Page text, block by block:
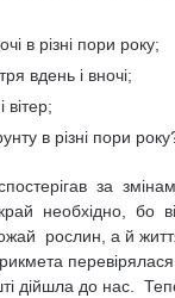
в різні пори року;
вдень і вночі;
вітер;
в різні пори
за
необхідно, бо
рослин, а й
дійшла до нас.